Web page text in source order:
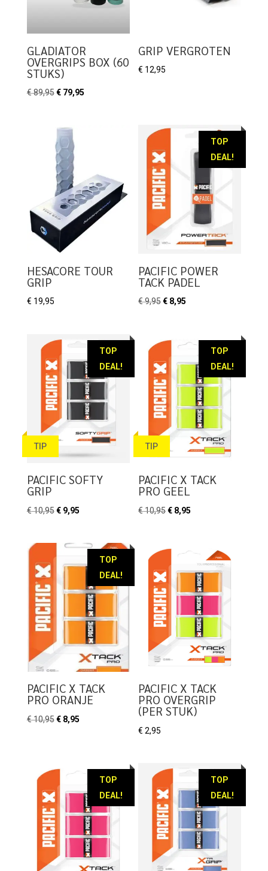
GLADIATOR
OVERGRIPS BOX (60
STUKS)
€89,95 Oorspronkelijke
€ 89,95.
€79,95Huidige
GRIP VERGROTEN
€ 12,95
HESACORE TOUR
GRIP
€ 19,95
TOP
DEAL!
PACIFIC POWER
TACK PADEL
€9,95Oorspronkelijke
€ 9,95.
€ 8,95
€ 8,95.
TOP
DEAL!
TIP
PACIFIC SOFTY
GRIP
€10,95 Oorspronkelijke
was:
€ 10,95.
€9,95Huidige
is:
€ 9,95.
TOP
DEAL!
TIP
PACIFIC X TACK
PRO GEEL
€10,95Oorspronkelijke
€ 10,95.
€ 8,95
€ 8,95.
TOP
DEAL!
PACIFIC X TACK
PRO ORANJE
€10,95 Oorspronkelijke
€8,95Huidige
PACIFIC X TACK
PRO OVERGRIP
(PER STUK)
€ 2,95
TOP
DEAL!
TOP
DEAL!